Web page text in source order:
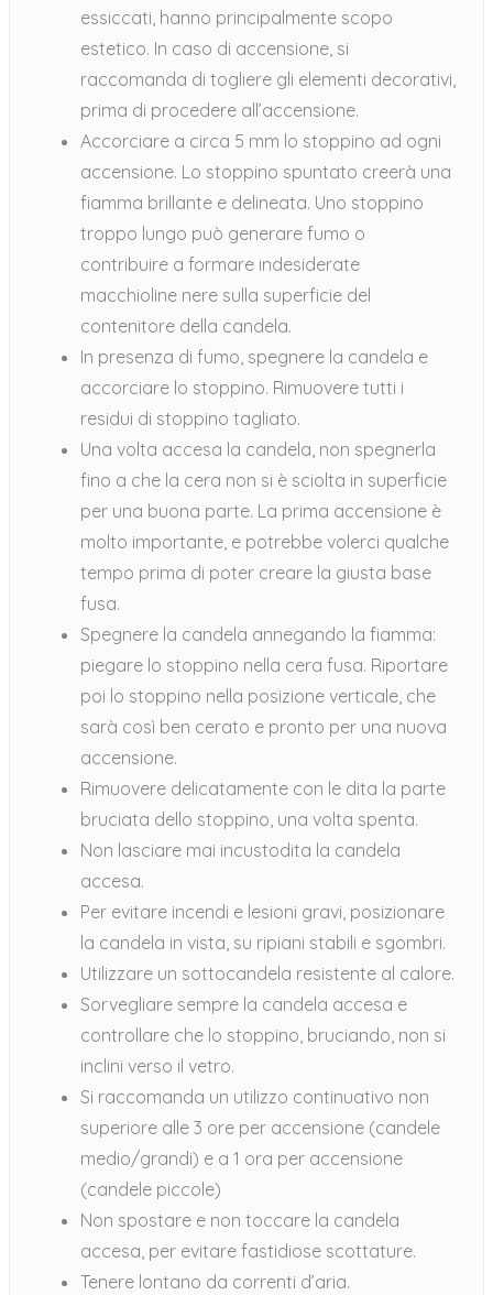
essiccati, hanno principalmente scopo
estetico. In caso di accensione, si
raccomanda di togliere gli elementi decorativi,
prima di procedere all’accensione.
Accorciare a circa 5 mm lo stoppino ad ogni
accensione. Lo stoppino spuntato creerà una
fiamma brillante e delineata. Uno stoppino
troppo lungo può generare fumo o
contribuire a formare indesiderate
macchioline nere sulla superficie del
contenitore della candela.
In presenza di fumo, spegnere la candela e
accorciare lo stoppino. Rimuovere tutti i
residui di stoppino tagliato.
Una volta accesa la candela, non spegnerla
fino a che la cera non si è sciolta in superficie
per una buona parte. La prima accensione è
molto importante, e potrebbe volerci qualche
tempo prima di poter creare la giusta base
fusa.
Spegnere la candela annegando la fiamma:
piegare lo stoppino nella cera fusa. Riportare
poi lo stoppino nella posizione verticale, che
sarà così ben cerato e pronto per una nuova
accensione.
Rimuovere delicatamente con le dita la parte
bruciata dello stoppino, una volta spenta.
Non lasciare mai incustodita la candela
accesa.
Per evitare incendi e lesioni gravi, posizionare
la candela in vista, su ripiani stabili e sgombri.
Utilizzare un sottocandela resistente al calore.
Sorvegliare sempre la candela accesa e
controllare che lo stoppino, bruciando, non si
inclini verso il vetro.
Si raccomanda un utilizzo continuativo non
superiore alle 3 ore per accensione (candele
medio/grandi) e a 1 ora per accensione
(candele piccole)
Non spostare e non toccare la candela
accesa, per evitare fastidiose scottature.
Tenere lontano da correnti d’aria.